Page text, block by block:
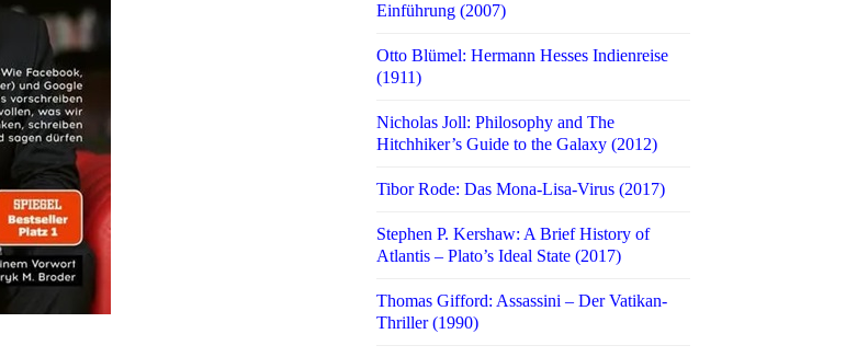
Einführung (2007)
Otto Blümel: Hermann Hesses Indienreise
(1911)
Nicholas Joll: Philosophy and The
Hitchhiker’s Guide to the Galaxy (2012)
Tibor Rode: Das Mona-Lisa-Virus (2017)
Stephen P. Kershaw: A Brief History of
Atlantis – Plato’s Ideal State (2017)
Thomas Gifford: Assassini – Der Vatikan-
Thriller (1990)